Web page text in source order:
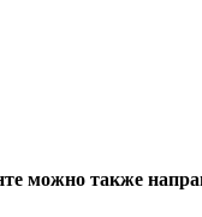
можно также